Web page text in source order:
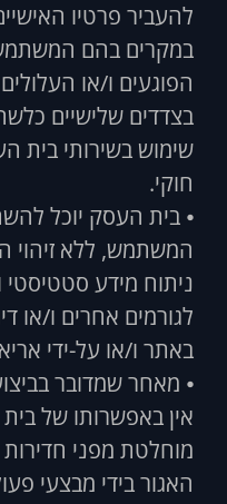
להעביר פרטיו
במקרים בהם
הפוגעים ו/או
בצדדים שלישיים
שימוש בשירותי בית
חוקי.
⦁ בית העסק יוכל
המשתמש, ללא זיהוי
ניתוח מידע סטטיסטי
לגורמים אחרים ו/או
באתר ו/או על-ידי
⦁ מאחר שמדובר
אין באפשרותו של
מוחלטת מפני
האגור בידי מבצעי